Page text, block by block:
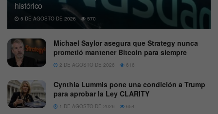
histórico
5 DE AGOSTO DE 2026 570
Michael Saylor asegura que Strategy nunca
prometió mantener Bitcoin para siempre
2 DE AGOSTO DE 2026 616
Cynthia Lummis pone una condición a Trump
para aprobar la Ley CLARITY
1 DE AGOSTO DE 2026 654